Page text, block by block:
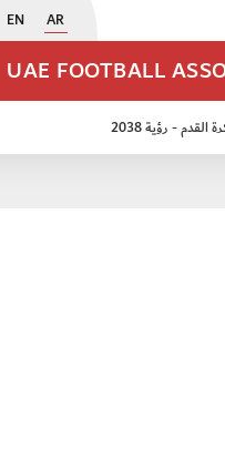
EN AR
UAE FOOTBALL
- رؤية 2038